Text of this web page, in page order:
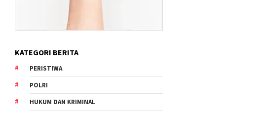
KATEGORI BERITA
PERISTIWA
POLRI
HUKUM DAN KRIMINAL